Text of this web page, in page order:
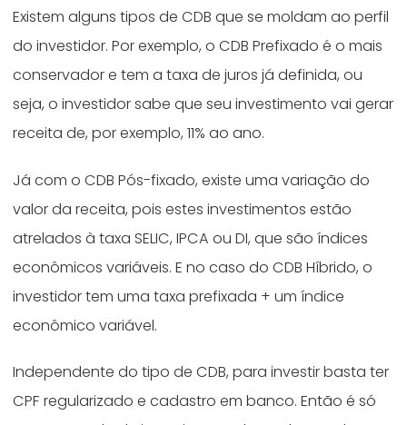
Existem alguns tipos de CDB que se moldam ao perfil
do investidor. Por exemplo, o CDB Prefixado é o mais
conservador e tem a taxa de juros já definida, ou
seja, o investidor sabe que seu investimento vai gerar
receita de, por exemplo, 11% ao ano.
Já com o CDB Pós-fixado, existe uma variação do
valor da receita, pois estes investimentos estão
atrelados à taxa SELIC, IPCA ou DI, que são índices
econômicos variáveis. E no caso do CDB Híbrido, o
investidor tem uma taxa prefixada + um índice
econômico variável.
Independente do tipo de CDB, para investir basta ter
CPF regularizado e cadastro em banco. Então é só